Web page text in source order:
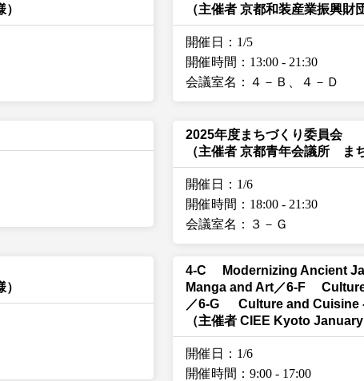
（主催者 京都和装産業振興財
開催日：1/5
開催時間：13:00 - 21:30
会議室名：４－Ｂ、４－Ｄ
2025年度まちづくり委員会
（主催者 京都青年会議所 ま
開催日：1/6
開催時間：18:00 - 21:30
会議室名：３－Ｇ
4-C Modernizing Ancient
Manga and Art／6-F
／6-G Culture and Cuisine
（主催者 CIEE Kyoto January
開催日：1/6
開催時間：9:00 - 17:00